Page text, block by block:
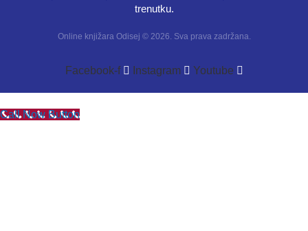
trenutku.
Online knjižara Odisej © 2026. Sva prava zadržana.
Facebook-f Instagram Youtube
Call Now Button